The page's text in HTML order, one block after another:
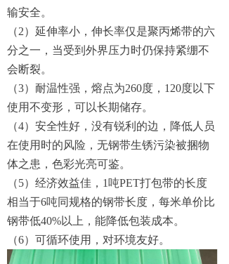
输安全。
（2）延伸率小，伸长率仅是聚丙烯带的六
分之一，当受到外界压力时仍保持紧绷不
会断裂。
（3）耐温性强，熔点为260度，120度以下
使用不变形，可以长期储存。
（4）安全性好，没有锐利的边，降低人员
在使用时的风险，无钢带生锈污染被捆物
体之患，色彩光亮可鉴。
（5）经济效益佳，1吨PET打包带的长度
相当于6吨同规格的钢带长度，每米单价比
钢带低40%以上，能降低包装成本。
（6）可循环使用，对环境友好。